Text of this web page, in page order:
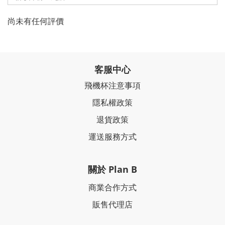
尚未有任何評價
客服中心
飛機杯注意事項
隱私權政策
退貨政策
運送服務方式
關於 Plan B
商業合作方式
販售代理店